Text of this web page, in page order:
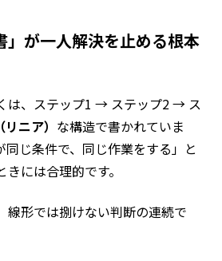
」が一人解決を止める根本
は、ステップ1 → ステップ2 → ス
ニア） な構造で書かれていま
同じ条件で、同じ作業をする」と
には合理的です。
線形では捌けない判断の連続で